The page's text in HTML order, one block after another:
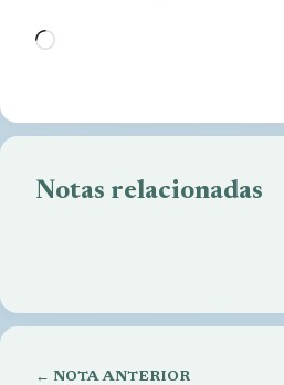
Cargando...
Notas relacionadas
Cronograma de Pago a
← NOTA ANTERIOR